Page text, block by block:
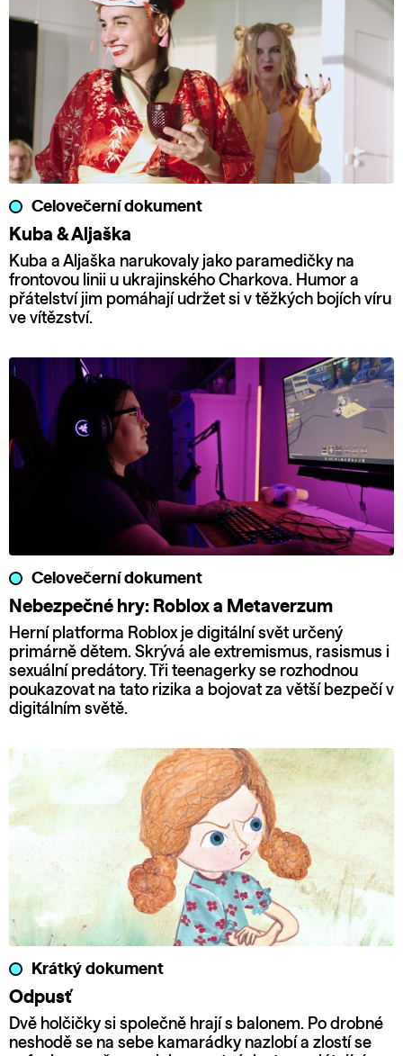
Celovečerní dokument
Kuba & Aljaška
Kuba a Aljaška narukovaly jako paramedičky na
frontovou linii u ukrajinského Charkova. Humor a
přátelství jim pomáhají udržet si v těžkých bojích víru
ve vítězství.
Celovečerní dokument
Nebezpečné hry: Roblox a Metaverzum
Herní platforma Roblox je digitální svět určený
primárně dětem. Skrývá ale extremismus, rasismus i
sexuální predátory. Tři teenagerky se rozhodnou
poukazovat na tato rizika a bojovat za větší bezpečí v
digitálním světě.
Krátký dokument
Odpusť
Dvě holčičky si společně hrají s balonem. Po drobné
neshodě se na sebe kamarádky nazlobí a zlostí se